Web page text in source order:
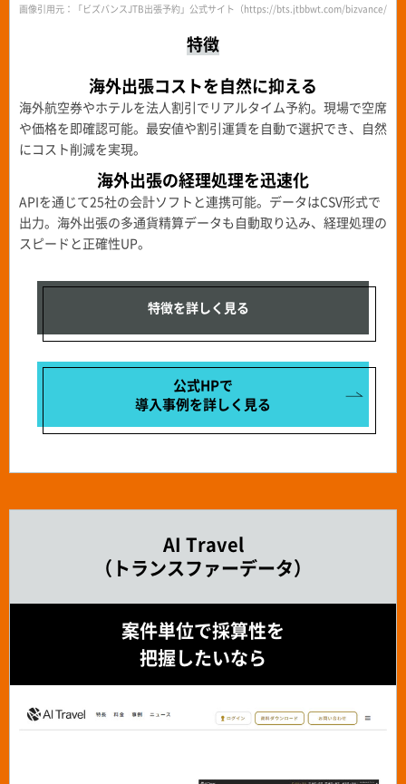
画像引用元：「ビズバンスJTB出張予約」公式サイト（https://bts.jtbbwt.com/bizvance/
特徴
海外出張コストを自然に抑える
海外航空券やホテルを法人割引でリアルタイム予約。現場で空席
や価格を即確認可能。最安値や割引運賃を自動で選択でき、自然
にコスト削減を実現。
海外出張の経理処理を迅速化
APIを通じて25社の会計ソフトと連携可能。データはCSV形式で
出力。海外出張の多通貨精算データも自動取り込み、経理処理の
スピードと正確性UP。
特徴を詳しく見る
公式HPで
導入事例を詳しく見る
AI Travel
（トランスファーデータ）
案件単位で採算性を
把握したいなら